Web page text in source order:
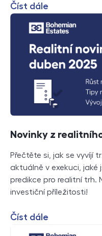
Číst dále
Novinky z
Přečtěte si, jak se vyvíjí
aktuálně v exekuci, jaké
predikce pro realitní trh.
investiční příležitosti!
Číst dále